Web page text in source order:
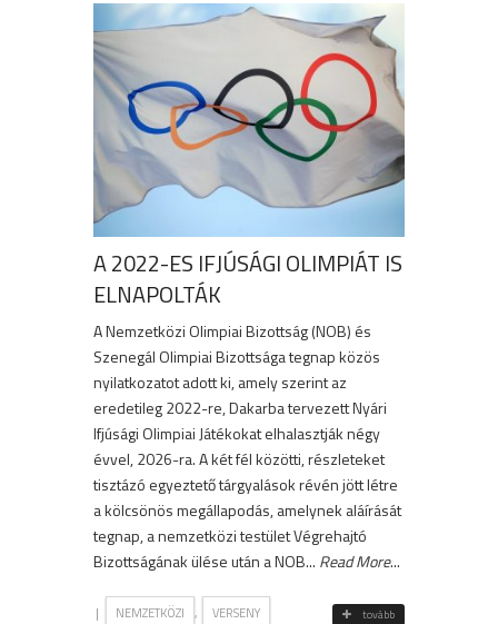
A 2022-ES IFJÚSÁGI OLIMPIÁT IS
ELNAPOLTÁK
A Nemzetközi Olimpiai Bizottság (NOB) és
Szenegál Olimpiai Bizottsága tegnap közös
nyilatkozatot adott ki, amely szerint az
eredetileg 2022-re, Dakarba tervezett Nyári
Ifjúsági Olimpiai Játékokat elhalasztják négy
évvel, 2026-ra. A két fél közötti, részleteket
tisztázó egyeztető tárgyalások révén jött létre
a kölcsönös megállapodás, amelynek aláírását
tegnap, a nemzetközi testület Végrehajtó
Bizottságának ülése után a NOB... Read More...
| NEMZETKÖZI , VERSENY tovább